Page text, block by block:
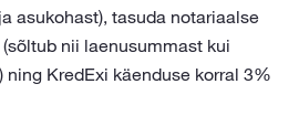
asukohast), tasuda notariaalse
nii laenusummast kui
ning KredExi käenduse korral 3%